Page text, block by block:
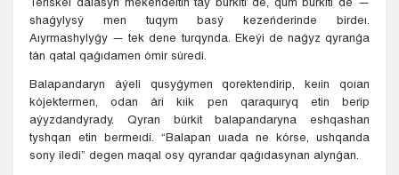
shaǵylysý men tuqym basý kezeńderinde birdeı.
Aıyrmashylyǵy — tek dene turqynda. Ekeýi de naǵyz qyranǵa
tán qatal qaǵıdamen ómir súredi.
Balapandaryn áýeli qusyǵymen qorektendirip, keıin qoıan
kójektermen, odan ári kıik pen qaraquıryq etin berip
aýyzdandyrady. Qyran búrkit balapandaryna eshqashan
tyshqan etin bermeıdi. “Balapan uıada ne kórse, ushqanda
sony iledi” degen maqal osy qyrandar qaǵıdasynan alynǵan.